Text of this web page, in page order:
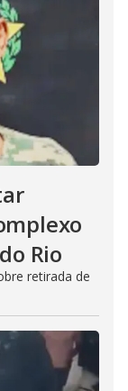
Rio
retirada de